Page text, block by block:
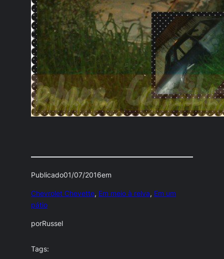
Publicado01/07/2016em
Chevrolet Chevette, Em meio à relva, Em um
pátio
porRussel
Tags: